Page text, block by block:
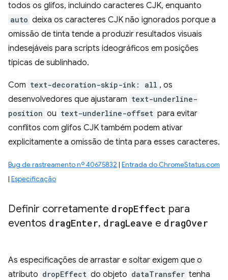
todos os glifos, incluindo caracteres CJK, enquanto
auto deixa os caracteres CJK não ignorados porque a
omissão de tinta tende a produzir resultados visuais
indesejáveis para scripts ideográficos em posições
típicas de sublinhado.
Com text-decoration-skip-ink: all , os
desenvolvedores que ajustaram text-underline-
position ou text-underline-offset para evitar
conflitos com glifos CJK também podem ativar
explicitamente a omissão de tinta para esses caracteres.
Bug de rastreamento nº 40675832 | Entrada do ChromeStatus.com
| Especificação
Definir corretamente dropEffect para
eventos dragEnter, dragLeave e dragOver
As especificações de arrastar e soltar exigem que o
atributo dropEffect do objeto dataTransfer tenha